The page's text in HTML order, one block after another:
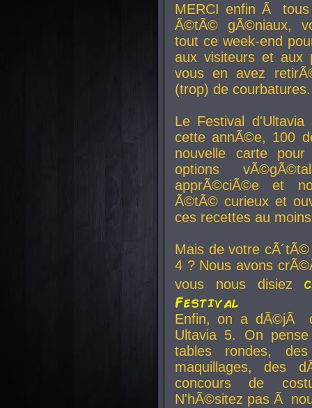
MERCI enfin Ã
Ã©tÃ© gÃ©niaux,
tout ce week-end
aux visiteurs et aux
vous en avez
(trop) de courbatures.
Le Festival
cette annÃ©e, 100
nouvelle carte
options
apprÃ©ciÃ©e et
Ã©tÃ© curieux et
ces recettes au
Mais de votre
4 ? Nous avons
vous nous disiez
Festival
Enfin, on a dÃ©jÃ
Ultavia 5. On
tables rondes,
maquillages, des
concours de
N'hÃ©sitez pas Ã